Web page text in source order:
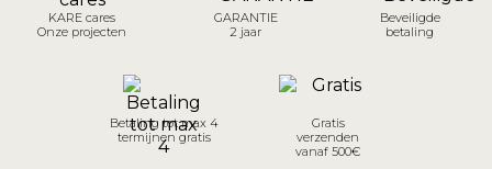
KARE cares
Onze projecten
GARANTIE
2 jaar
Beveiligde
betaling
Betaling tot max 4
termijnen gratis
Gratis
verzenden
vanaf 500€